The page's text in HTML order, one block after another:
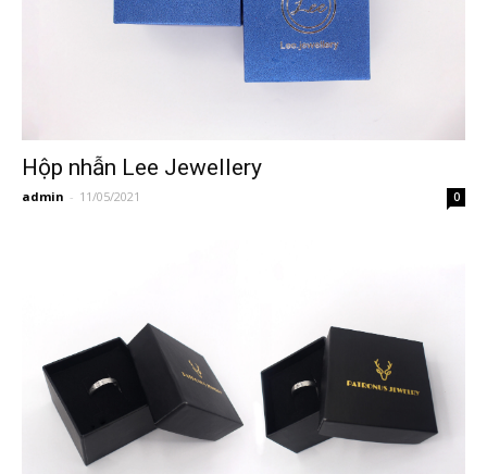
Hộp nhẫn Lee Jewellery
admin - 11/05/2021 0